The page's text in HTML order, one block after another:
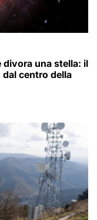
una stella: il
centro della